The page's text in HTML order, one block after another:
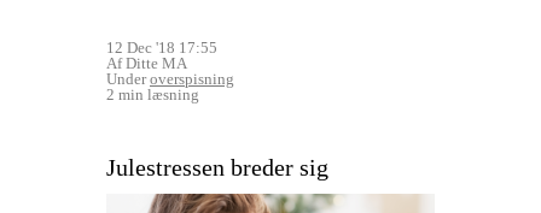
12 Dec '18 17:55
Af Ditte MA
Underoverspisning
2 min læsning
Julestressen breder sig